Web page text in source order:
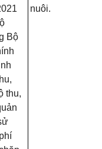
Bộ
thu,
nuôi.